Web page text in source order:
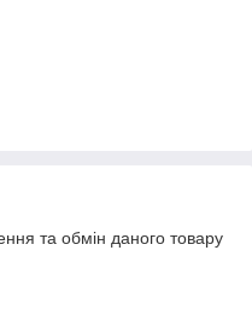
та обмін даного товару